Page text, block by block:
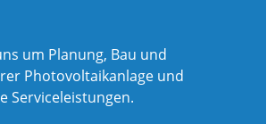
um Planung, Bau und
Photovoltaikanlage und
Serviceleistungen.